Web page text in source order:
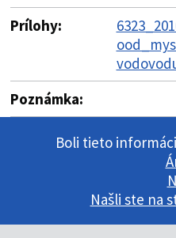
Prílohy:
Poznámka:
Boli tieto
Našli ste na